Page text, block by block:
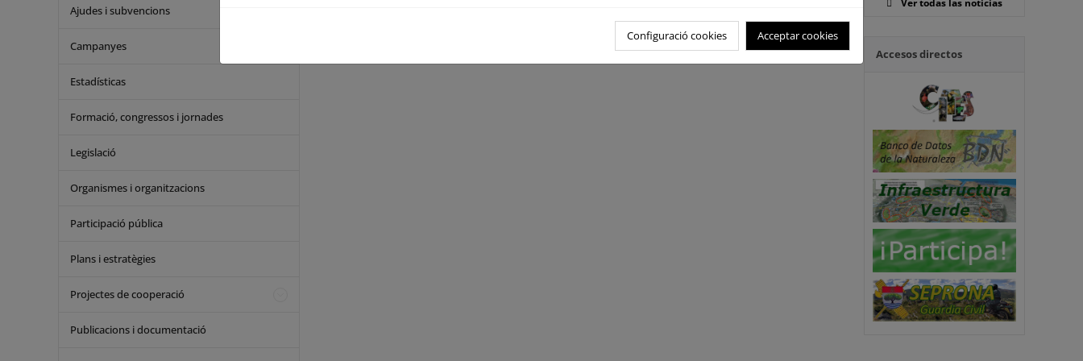
Ajudes i subvencions
Campanyes
Estadísticas
Formació, congressos i jornades
Legislació
Organismes i organitzacions
Participació pública
Plans i estratègies
Projectes de cooperació
Publicacions i documentació
Ver todas las noticias
Accesos directos
Configuració cookies Acceptar cookies